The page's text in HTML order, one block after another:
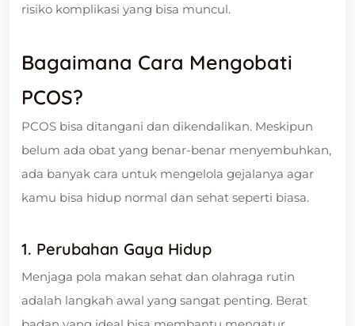
risiko komplikasi yang bisa muncul.
Bagaimana Cara Mengobati
PCOS?
PCOS bisa ditangani dan dikendalikan. Meskipun
belum ada obat yang benar-benar menyembuhkan,
ada banyak cara untuk mengelola gejalanya agar
kamu bisa hidup normal dan sehat seperti biasa.
1. Perubahan Gaya Hidup
Menjaga pola makan sehat dan olahraga rutin
adalah langkah awal yang sangat penting. Berat